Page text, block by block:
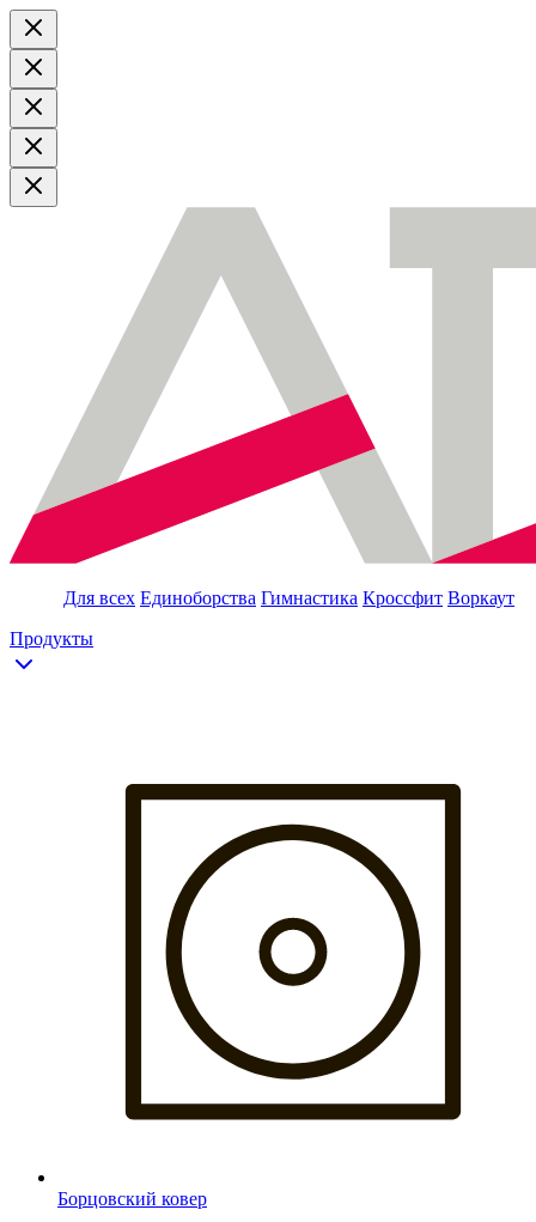
Для всех Единоборства Гимнастика Кроссфит Воркаут
Продукты
Борцовский ковер